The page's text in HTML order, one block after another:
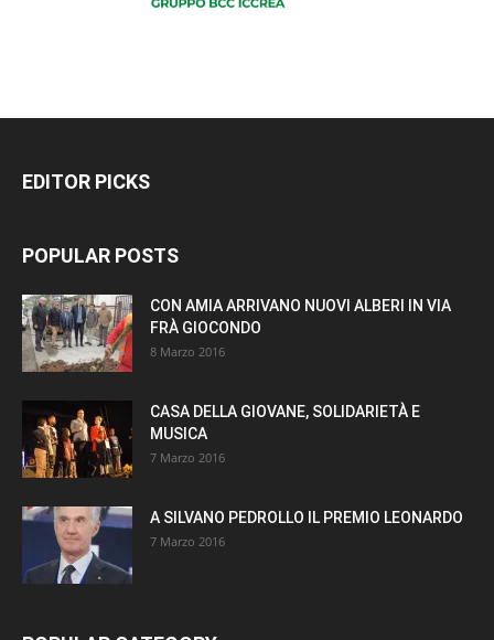
EDITOR PICKS
POPULAR POSTS
CON AMIA ARRIVANO NUOVI ALBERI IN VIA
FRÀ GIOCONDO
8 Marzo 2016
CASA DELLA GIOVANE, SOLIDARIETÀ E
MUSICA
7 Marzo 2016
A SILVANO PEDROLLO IL PREMIO LEONARDO
7 Marzo 2016